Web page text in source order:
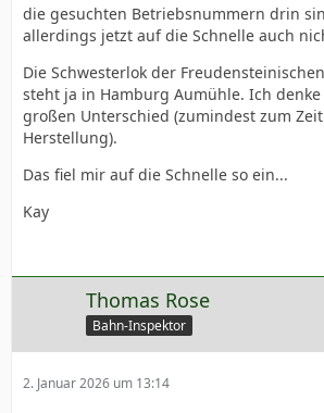
die gesuchten Betriebsnummern drin
allerdings jetzt auf die Schnelle auch
Die Schwesterlok der
steht ja in Hamburg Aumühle. Ich
großen Unterschied (zumindest zum
Herstellung).
Das fiel mir auf die Schnelle so ein...
Kay
Thomas Rose
Bahn-Inspektor
2. Januar 2026 um 13:14